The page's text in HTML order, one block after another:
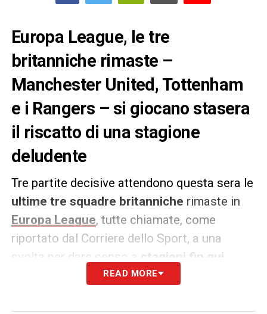
Europa League, le tre
britanniche rimaste –
Manchester United, Tottenham
e i Rangers – si giocano stasera
il riscatto di una stagione
deludente
Tre partite decisive attendono questa sera le
ultime tre squadre britanniche rimaste in
Europa League, tutte chiamate, come
riportato dal Corriere dello Sport, a una
svolta per dare senso a
stagioni fin qui
Manchester United
READ MORE